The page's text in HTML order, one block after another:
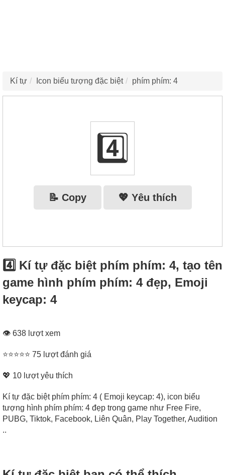
Kí tự Icon biểu tượng đặc biệt phím phím: 4
4️⃣
📝 Copy 💖 Yêu thích
4️⃣ Kí tự đặc biệt phím phím: 4, tạo tên
game hình phím phím: 4 đẹp, Emoji
keycap: 4
👁 638 lượt xem
⭐⭐⭐⭐⭐ 75 lượt đánh giá
💖 10 lượt yêu thích
Kí tự đặc biệt phím phím: 4 ( Emoji keycap: 4), icon biểu
tượng hình phím phím: 4 đẹp trong game như Free Fire,
PUBG, Tiktok, Facebook, Liên Quân, Play Together, Audition
..